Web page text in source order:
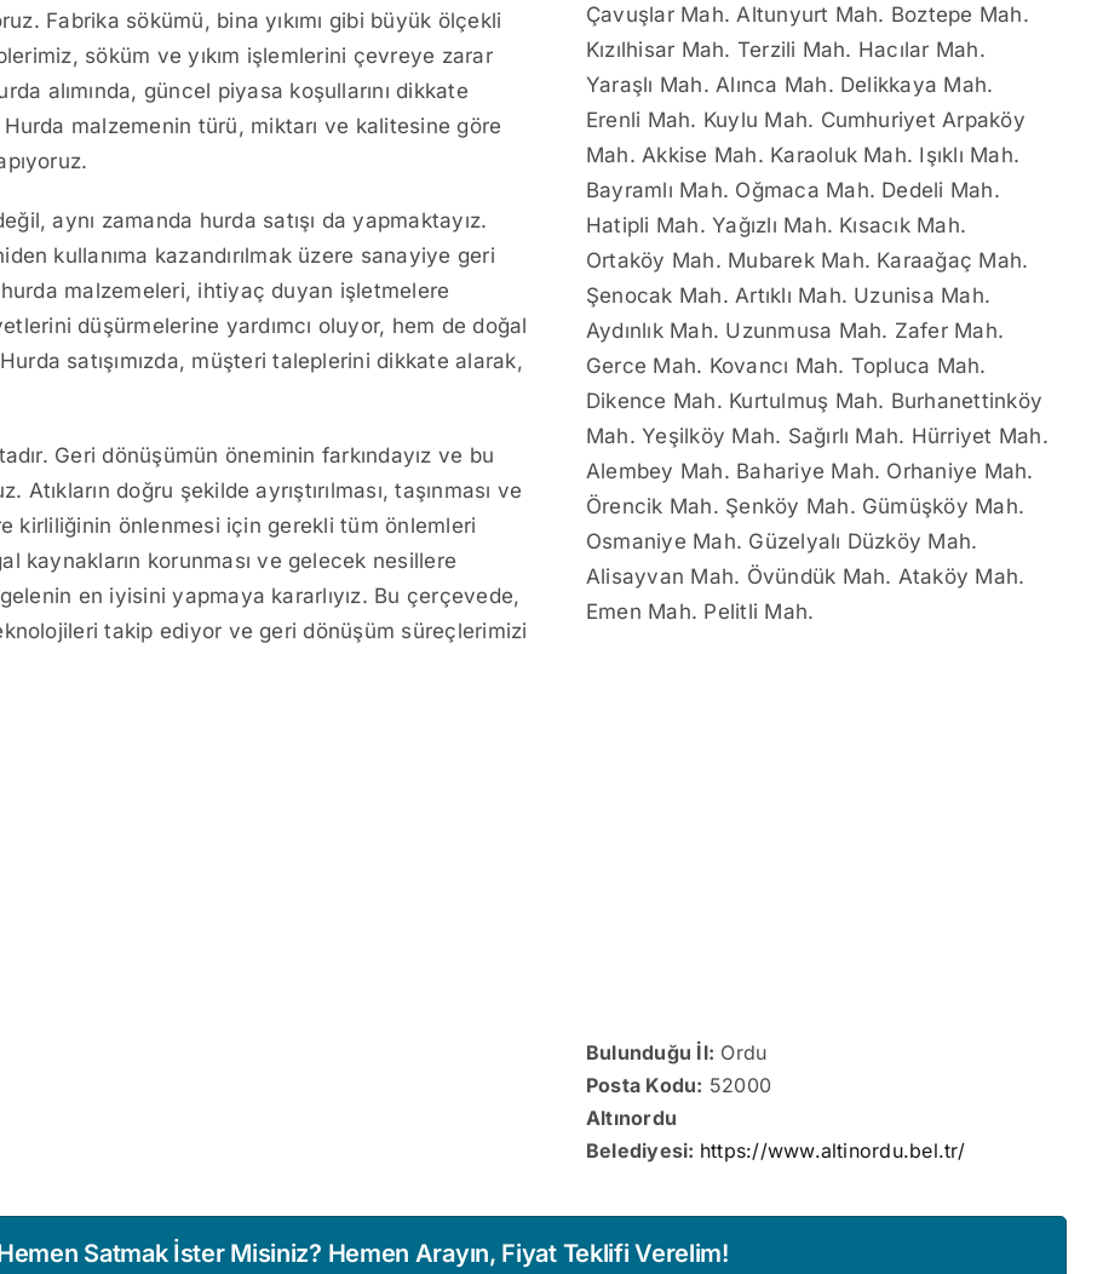
Fabrika sökümü, bina yıkımı gibi büyük ölçekli
söküm ve yıkım işlemlerini çevreye zarar
alımında, güncel piyasa koşullarını dikkate
malzemenin türü, miktarı ve kalitesine göre
aynı zamanda hurda satışı da yapmaktayız.
kullanıma kazandırılmak üzere sanayiye geri
malzemeleri, ihtiyaç duyan işletmelere
düşürmelerine yardımcı oluyor, hem de doğal
satışımızda, müşteri taleplerini dikkate alarak,
Geri dönüşümün öneminin farkındayız ve bu
doğru şekilde ayrıştırılması, taşınması ve
kirliliğinin önlenmesi için gerekli tüm önlemleri
kaynakların korunması ve gelecek nesillere
en iyisini yapmaya kararlıyız. Bu çerçevede,
takip ediyor ve geri dönüşüm süreçlerimizi
Çavuşlar Mah. Altunyurt Mah. Boztepe Mah.
Kızılhisar Mah. Terzili Mah. Hacılar Mah.
Yaraşlı Mah. Alınca Mah. Delikkaya Mah.
Erenli Mah. Kuylu Mah. Cumhuriyet Arpaköy
Mah. Akkise Mah. Karaoluk Mah. Işıklı Mah.
Bayramlı Mah. Oğmaca Mah. Dedeli Mah.
Hatipli Mah. Yağızlı Mah. Kısacık Mah.
Ortaköy Mah. Mubarek Mah. Karaağaç Mah.
Şenocak Mah. Artıklı Mah. Uzunisa Mah.
Aydınlık Mah. Uzunmusa Mah. Zafer Mah.
Gerce Mah. Kovancı Mah. Topluca Mah.
Dikence Mah. Kurtulmuş Mah. Burhanettinköy
Mah. Yeşilköy Mah. Sağırlı Mah. Hürriyet Mah.
Alembey Mah. Bahariye Mah. Orhaniye Mah.
Örencik Mah. Şenköy Mah. Gümüşköy Mah.
Osmaniye Mah. Güzelyalı Düzköy Mah.
Alisayvan Mah. Övündük Mah. Ataköy Mah.
Emen Mah. Pelitli Mah.
Bulunduğu İl: Ordu
Posta Kodu: 52000
Altınordu
Belediyesi: https://www.altinordu.bel.tr/
Hemen Satmak İster Misiniz? Hemen Arayın, Fiyat Teklifi Verelim!